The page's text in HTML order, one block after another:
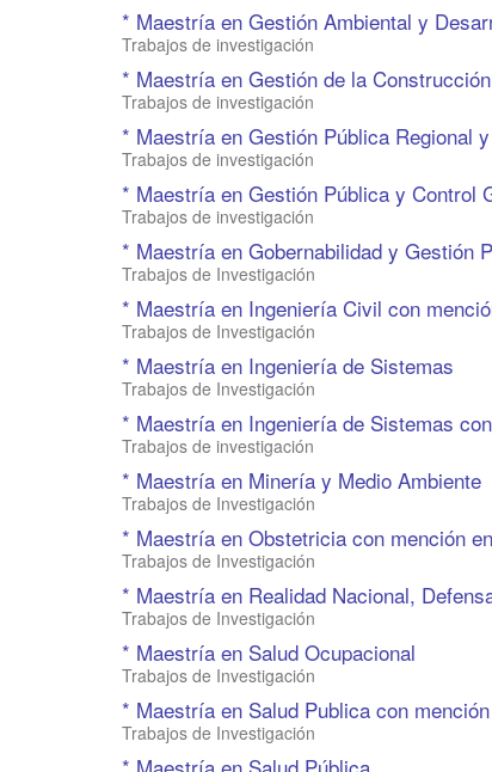
* Maestría en Gestión Ambiental y
Trabajos de investigación
* Maestría en Gestión de la
Trabajos de investigación
* Maestría en Gestión Pública Regional
Trabajos de investigación
* Maestría en Gestión Pública y Control
Trabajos de investigación
* Maestría en Gobernabilidad y Gestión
Trabajos de Investigación
* Maestría en Ingeniería Civil con
Trabajos de Investigación
* Maestría en Ingeniería de Sistemas
Trabajos de Investigación
* Maestría en Ingeniería de Sistemas
Trabajos de investigación
* Maestría en Minería y Medio Ambiente
Trabajos de Investigación
* Maestría en Obstetricia con mención
Trabajos de Investigación
* Maestría en Realidad Nacional,
Trabajos de Investigación
* Maestría en Salud Ocupacional
Trabajos de Investigación
* Maestría en Salud Publica con
Trabajos de Investigación